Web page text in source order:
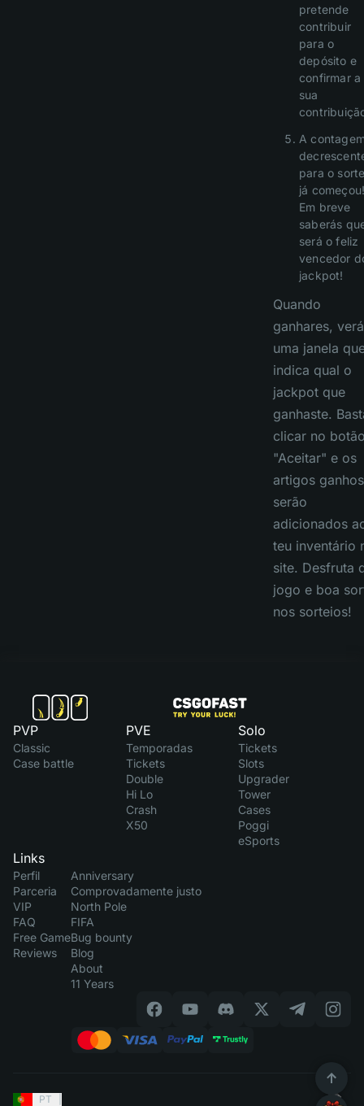
pretende
contribuir
para o
depósito e
confirmar a
sua
A
para o
já
Em breve
saberás
será o feliz
vencedor
jackpot!
Quando
ganhares,
uma janela
indica qual o
jackpot que
ganhaste.
clicar no
"Aceitar" e os
artigos ganhos
serão
adicionados
teu inventário
site. Desfruta
jogo e boa
nos sorteios!
PVP
Classic
Case battle
PVE
Temporadas
Tickets
Double
Hi Lo
Crash
X50
Solo
Tickets
Slots
Upgrader
Tower
Cases
Poggi
eSports
Links
Perfil
Parceria
VIP
FAQ
Free Game
Reviews
Anniversary
Comprovadamente justo
North Pole
FIFA
Bug bounty
Blog
About
11 Years
PT